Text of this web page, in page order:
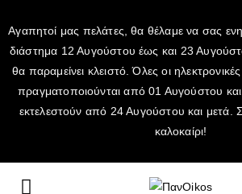
Αγαπητοί μας πελάτες, θα θέλαμε να σας
διάστημα 12 Αυγούστου έως και 23
θα παραμείνει κλειστό. Όλες οι
πραγματοποιούνται από 01 Αυγούστου και
εκτελεστούν από 24 Αυγούστου και μετά.
καλοκαίρι!